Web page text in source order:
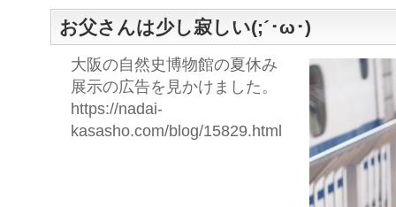
お父さんは少し寂しい(;´･ω･)
大阪の自然史博物館の夏休み
展示の広告を見かけました。
https://nadai-
kasasho.com/blog/15829.html